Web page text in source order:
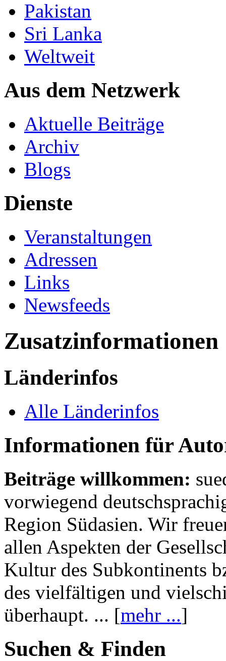
Pakistan
Sri Lanka
Weltweit
Aus dem Netzwerk
Aktuelle Beiträge
Archiv
Blogs
Dienste
Veranstaltungen
Adressen
Links
Newsfeeds
Zusatzinformationen
Länderinfos
Alle Länderinfos
Informationen für
Beiträge willkommen:
vorwiegend
Region Südasien. Wir
allen Aspekten der
Kultur des Subkontinents
des vielfältigen und
überhaupt. ... [mehr ...]
Suchen & Finden